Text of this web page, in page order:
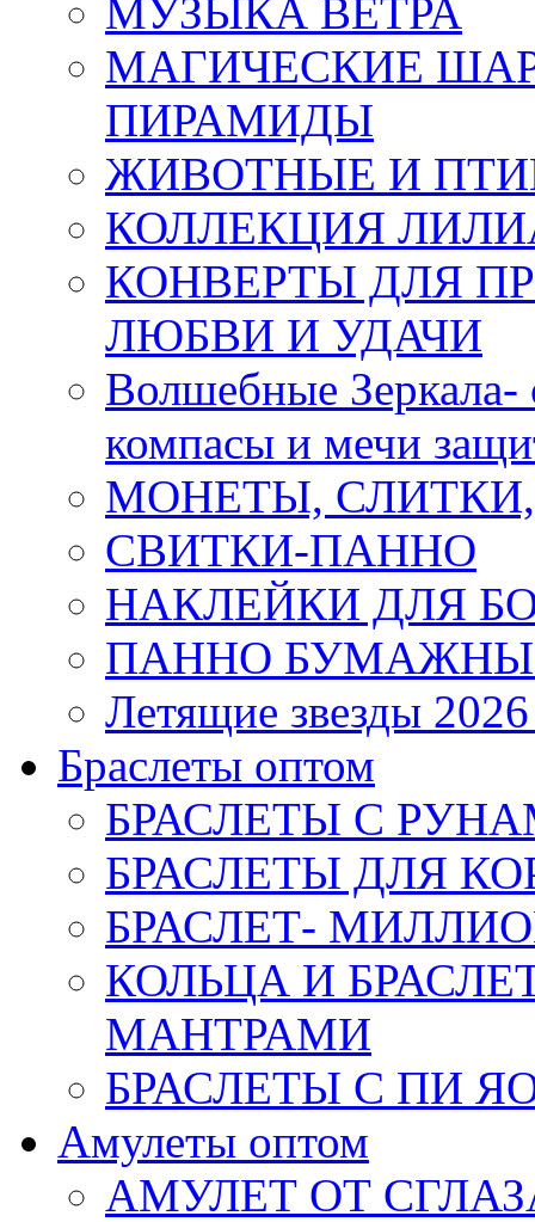
МУЗЫКА ВЕТРА
МАГИЧЕСКИЕ
ПИРАМИДЫ
ЖИВОТНЫЕ И
КОЛЛЕКЦИЯ
КОНВЕРТЫ ДЛЯ
ЛЮБВИ И УДАЧИ
Волшебные Зеркала-
компасы и мечи
МОНЕТЫ,
СВИТКИ-ПАННО
НАКЛЕЙКИ ДЛЯ
ПАННО
Летящие звезды
Браслеты оптом
БРАСЛЕТЫ С
БРАСЛЕТЫ ДЛЯ
БРАСЛЕТ-
КОЛЬЦА И
МАНТРАМИ
БРАСЛЕТЫ С ПИ
Амулеты оптом
АМУЛЕТ ОТ